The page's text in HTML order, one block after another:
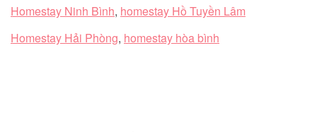
Homestay Ninh Bình, homestay Hồ Tuyền Lâm
Homestay Hải Phòng, homestay hòa bình